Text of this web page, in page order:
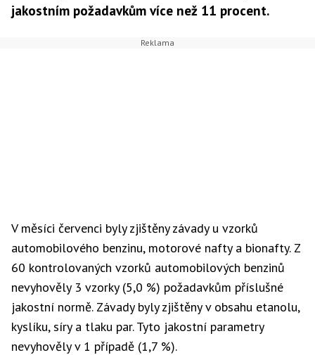
jakostním požadavkům více než 11 procent.
V měsíci červenci byly zjištěny závady u vzorků
automobilového benzinu, motorové nafty a bionafty. Z
60 kontrolovaných vzorků automobilových benzinů
nevyhověly 3 vzorky (5,0 %) požadavkům příslušné
jakostní normě. Závady byly zjištěny v obsahu etanolu,
kyslíku, síry a tlaku par. Tyto jakostní parametry
nevyhověly v 1 případě (1,7 %).